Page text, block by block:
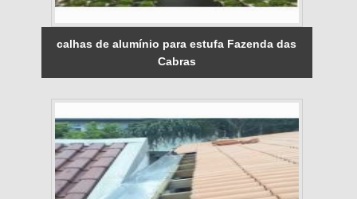
calhas de alumínio para estufa Fazenda das
Cabras